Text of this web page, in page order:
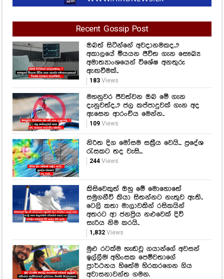
Recent Gossip Post
ඔබත් සිටින්නේ අවදානමකද..?
අකාලයේ මියයන ජීවිත ගැන සෞඛ්‍ය
අමාත්‍යාංශයෙන් විශේෂ අනතුරු
ඇඟවීමක්..
183Views
මහනුවර ජීවත්වන ඔබ මේ ගැන
දැනුවත්ද..? ජල කප්පාදුවක් ගැන අද
ඇසෙන ආරංචිය මෙන්න..
109Views
නිරිත දිග මෝසම සක්‍රීය වෙයි... ප්‍රදේශ
රැසකට තද වැසි...
244Views
කිසිවෙකුත් ඔහු මේ මොහොතේ
සමුගනීවි කියා සිතන්නට නැතුව ඇති..
ටෙලි කතා මාලාවකින් රසිකයින්
අතරට ආ ජනප්‍රිය නළුවෙක් දිවි
සැරිය නිම කරයි..
1,832Views
මුළු රටක්ම හැඬවූ ගයාන්ගේ අවසන්
ඉල්ලීම! අහිංසක පෙම්වතාගේ
ප්‍රාර්ථනය හිතේම හිරකරගෙන ගිය
අවාසනාවන්ත ගමන.